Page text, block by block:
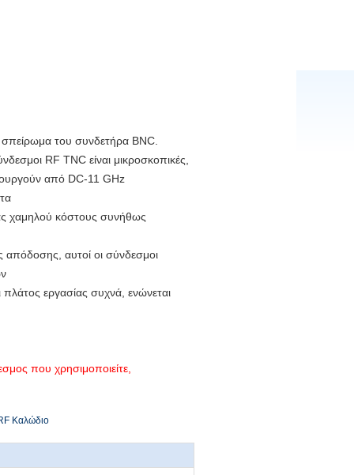
σπείρωμα του συνδετήρα BNC.
RF TNC είναι μικροσκοπικές,
από DC-11 GHz
χαμηλού κόστους συνήθως
απόδοσης, αυτοί οι σύνδεσμοι
πλάτος εργασίας συχνά, ενώνεται
που χρησιμοποιείτε,
Καλώδιο